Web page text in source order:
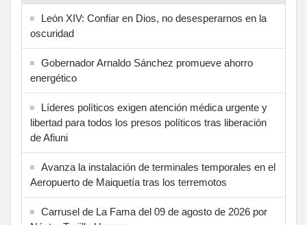
León XIV: Confiar en Dios, no desesperarnos en la
oscuridad
Gobernador Arnaldo Sánchez promueve ahorro
energético
Líderes políticos exigen atención médica urgente y
libertad para todos los presos políticos tras liberación
de Afiuni
Avanza la instalación de terminales temporales en el
Aeropuerto de Maiquetía tras los terremotos
Carrusel de La Fama del 09 de agosto de 2026 por